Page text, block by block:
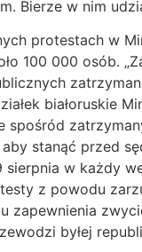
Bierze w nim
protestach w
100 000 osób.
białoruskie
spośród
stanąć przed
w każdy
z powodu
zapewnienia
byłej